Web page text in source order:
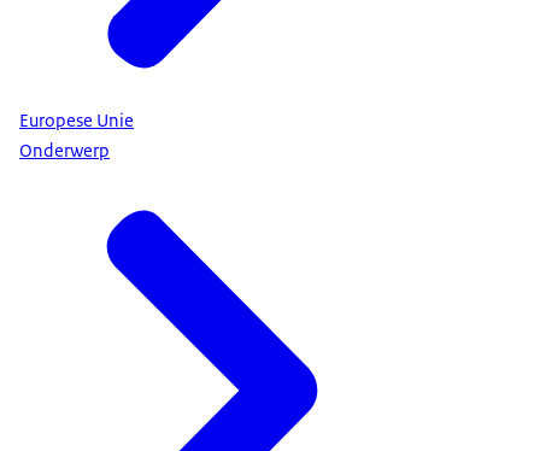
Europese Unie
Onderwerp